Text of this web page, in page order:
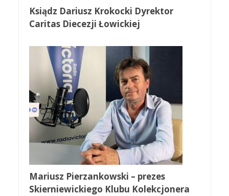
Ksiądz Dariusz Krokocki Dyrektor
Caritas Diecezji Łowickiej
Mariusz Pierzankowski – prezes
Skierniewickiego Klubu Kolekcjonera